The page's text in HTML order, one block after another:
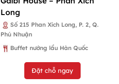
Long
Số 215 Phan Xích Long, P. 2, Q.
Phú Nhuận
Buffet nướng lẩu Hàn Quốc
Đặt chỗ ngay